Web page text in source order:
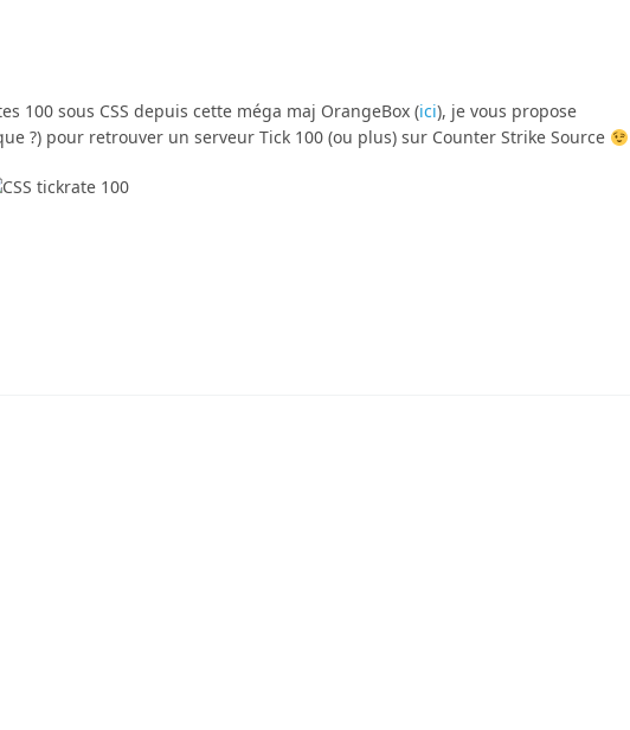
100 sous CSS depuis cette méga maj OrangeBox (ici), je vous propose
?) pour retrouver un serveur Tick 100 (ou plus) sur Counter Strike Source